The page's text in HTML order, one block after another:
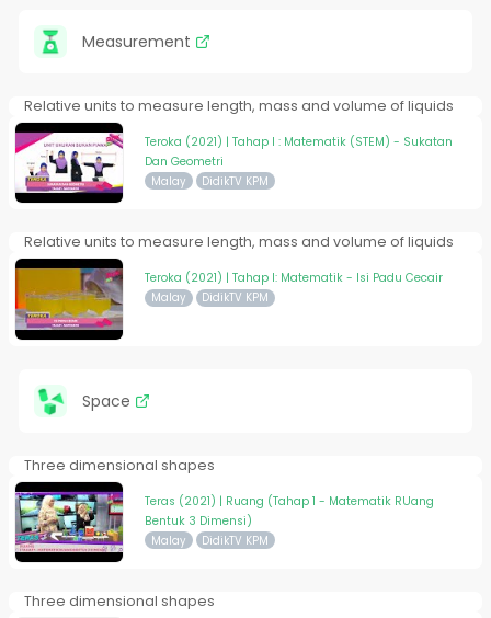
Measurement
Relative units to measure length, mass and volume of liquids
Teroka (2021) | Tahap I : Matematik (STEM) - Sukatan
Dan Geometri
Malay DidikTV KPM
Relative units to measure length, mass and volume of liquids
Teroka (2021) | Tahap I: Matematik - Isi Padu Cecair
Malay DidikTV KPM
Space
Three dimensional shapes
Teras (2021) | Ruang (Tahap 1 - Matematik RUang
Bentuk 3 Dimensi)
Malay DidikTV KPM
Three dimensional shapes